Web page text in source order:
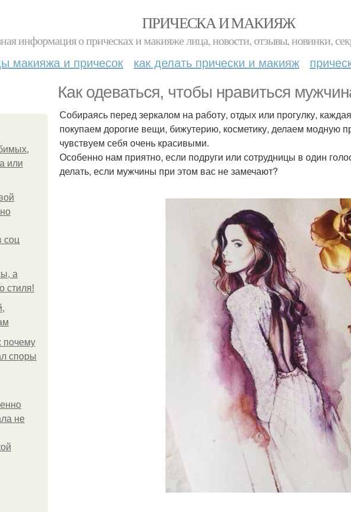
ПРИЧЕСКА И МАКИЯЖ
информация о прическах и макияже лица, новости, отзывы, новинки,
макияжа и причесок как делать прически и макияж
Как одеваться, чтобы нравиться
или
соц
а
стиля!
почему
споры
не
Собираясь перед зеркалом на работу, отдых или прогулку,
покупаем дорогие вещи, бижутерию, косметику, делаем модную
чувствуем себя очень красивыми.
Особенно нам приятно, если подруги или сотрудницы в один
делать, если мужчины при этом вас не замечают?